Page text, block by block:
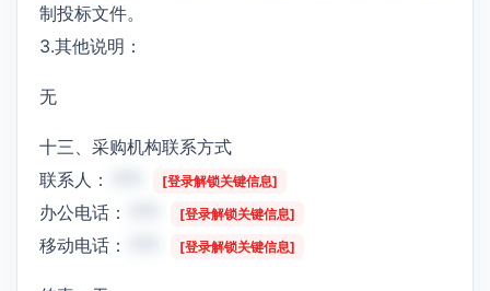
制投标文件。
3.其他说明：
无
十三、采购机构联系方式
联系人：
[登录解锁关键信息]
办公电话： [登录解锁关键信息]
移动电话： [登录解锁关键信息]